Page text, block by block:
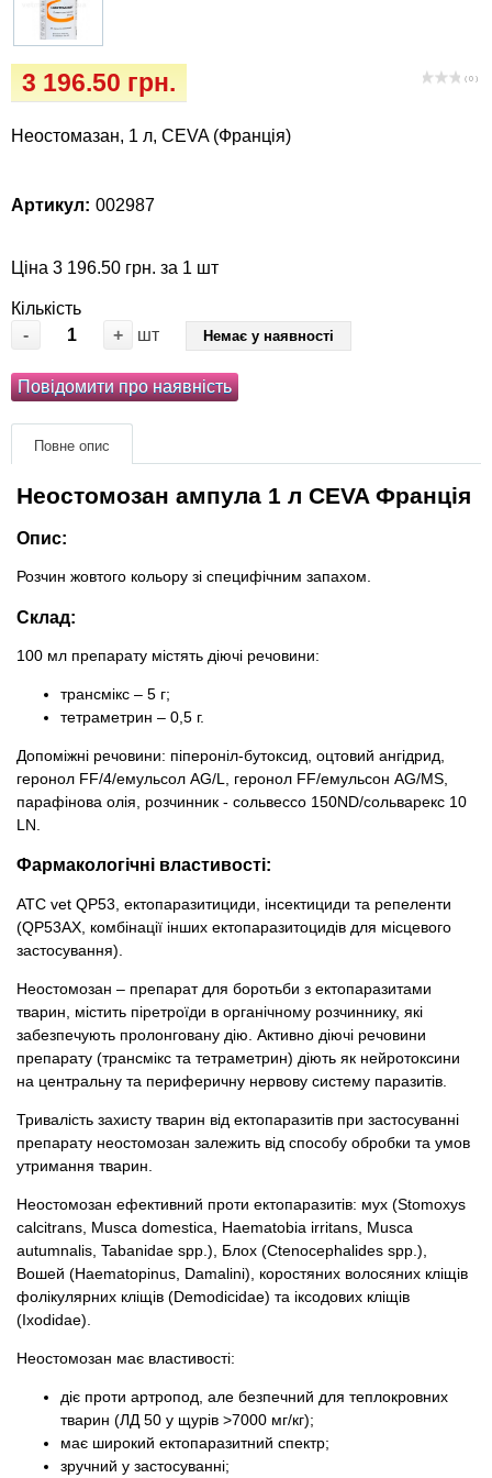
( 0 )
3 196.50 грн.
Неостомазан, 1 л, CEVA (Франція)
Артикул: 002987
Ціна 3 196.50 грн. за 1 шт
Кількість
-
+ шт Немає у наявності
Повідомити про наявність
Повне опис
Неостомозан ампула 1 л CEVA Франція
Опис:
Розчин жовтого кольору зі специфічним запахом.
Склад:
100 мл препарату містять діючі речовини:
трансмікс – 5 г;
тетраметрин – 0,5 г.
Допоміжні речовини: піпероніл-бутоксид, оцтовий ангідрид,
геронол FF/4/емульсол АG/L, геронол FF/емульсон AG/MS,
парафінова олія, розчинник - сольвессо 150ND/сольварекс 10
LN.
Фармакологічні властивості:
АТС vet QP53, ектопаразитициди, інсектициди та репеленти
(QP53AХ, комбінації інших ектопаразитоцидів для місцевого
застосування).
Неостомозан – препарат для боротьби з ектопаразитами
тварин, містить піретроїди в органічному розчиннику, які
забезпечують пролонговану дію. Активно діючі речовини
препарату (трансмікс та тетраметрин) діють як нейротоксини
на центральну та периферичну нервову систему паразитів.
Тривалість захисту тварин від ектопаразитів при застосуванні
препарату неостомозан залежить від способу обробки та умов
утримання тварин.
Неостомозан ефективний проти ектопаразитів: мух (Stomoxys
calcitrans, Musca domestica, Haematobia irritans, Musca
autumnalis, Tabanidae spp.), Блох (Ctenocephalides spp.),
Вошей (Haematopinus, Damalini), коростяних волосяних кліщів
фолікулярних кліщів (Demodicidae) та іксодових кліщів
(Ixodidae).
Неостомозан має властивості:
діє проти артропод, але безпечний для теплокровних
тварин (ЛД 50 у щурів >7000 мг/кг);
має широкий ектопаразитний спектр;
зручний у застосуванні;
собак
коврики
Миски, автогодівниці, поїлки
Перенесення, сумки, клітини
матеріали
Подарункові сертифікати
Товари для голубів
Товари для коней
Товари для людей
Хозряд - господарчі товари оптом
Популярні зоотоварі